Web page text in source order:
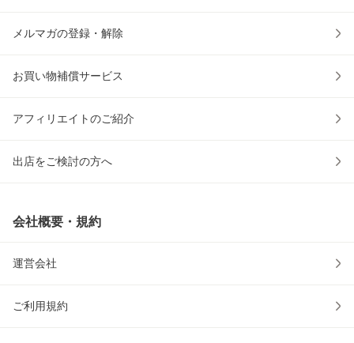
メルマガの登録・解除
お買い物補償サービス
アフィリエイトのご紹介
出店をご検討の方へ
会社概要・規約
運営会社
ご利用規約